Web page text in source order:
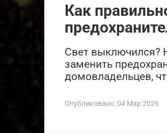
Как
Свет выключился?
заменить
домовладельцев,
Опубликовано: 04 Мар 2026